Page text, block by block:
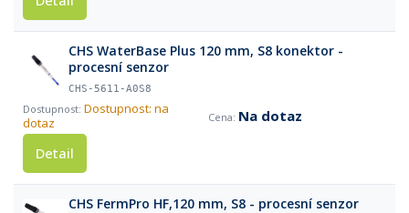
CHS WaterBase Plus 120 mm, S8 konektor -
procesní senzor
CHS-5611-A0S8
Dostupnost: na
dotaz
Na dotaz
Detail
CHS FermPro HF,120 mm, S8 - procesní senzor